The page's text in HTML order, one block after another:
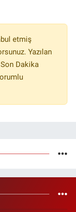
etmiş
Yazılan
Dakika